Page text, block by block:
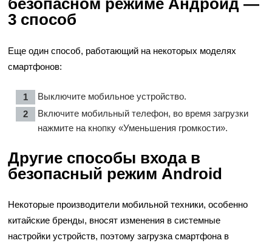
безопасном режиме Андроид —
3 способ
Еще один способ, работающий на некоторых моделях
смартфонов:
Выключите мобильное устройство.
Включите мобильный телефон, во время загрузки
нажмите на кнопку «Уменьшения громкости».
Другие способы входа в
безопасный режим Android
Некоторые производители мобильной техники, особенно
китайские бренды, вносят изменения в системные
настройки устройств, поэтому загрузка смартфона в